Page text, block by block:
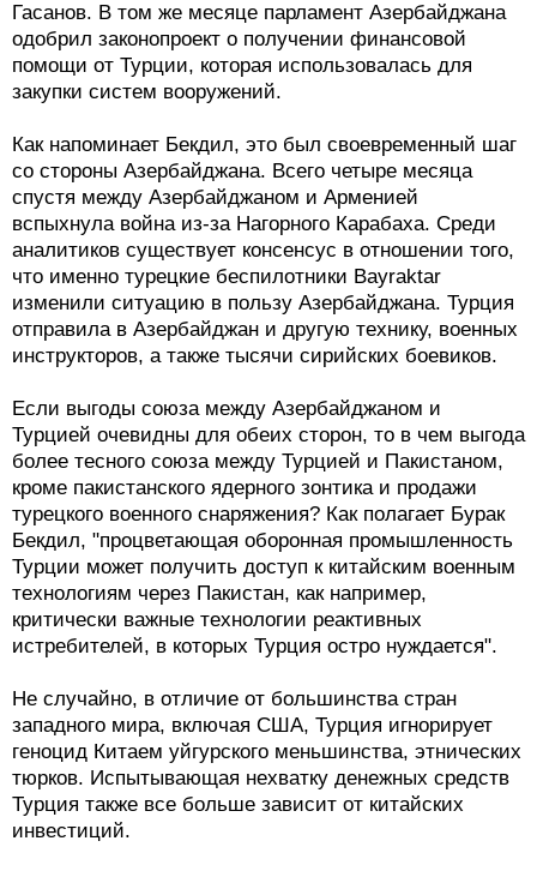
Гасанов. В том же месяце парламент Азербайджана
одобрил законопроект о получении финансовой
помощи от Турции, которая использовалась для
закупки систем вооружений.
Как напоминает Бекдил, это был своевременный шаг
со стороны Азербайджана. Всего четыре месяца
спустя между Азербайджаном и Арменией
вспыхнула война из-за Нагорного Карабаха. Среди
аналитиков существует консенсус в отношении того,
что именно турецкие беспилотники Bayraktar
изменили ситуацию в пользу Азербайджана. Турция
отправила в Азербайджан и другую технику, военных
инструкторов, а также тысячи сирийских боевиков.
Если выгоды союза между Азербайджаном и
Турцией очевидны для обеих сторон, то в чем выгода
более тесного союза между Турцией и Пакистаном,
кроме пакистанского ядерного зонтика и продажи
турецкого военного снаряжения? Как полагает Бурак
Бекдил, "процветающая оборонная промышленность
Турции может получить доступ к китайским военным
технологиям через Пакистан, как например,
критически важные технологии реактивных
истребителей, в которых Турция остро нуждается".
Не случайно, в отличие от большинства стран
западного мира, включая США, Турция игнорирует
геноцид Китаем уйгурского меньшинства, этнических
тюрков. Испытывающая нехватку денежных средств
Турция также все больше зависит от китайских
инвестиций.